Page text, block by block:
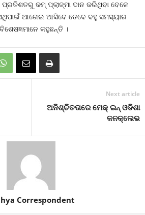
କମ୍‍ ପ୍ଲାଜ୍‍ମା ଦାନ କରିଥିବା ବେଳେ
ଆଗେଇ ଆସିବେ ତେବେ ବହୁ ସମସ୍ୟାର
କହୁଛନ୍ତି ।
Next article
ଅନିଶ୍ଚିତତାରେ ମେକ୍‍ ଇନ୍‍ ଓଡିଶା
କନକ୍ଲେଭ
Correspondent